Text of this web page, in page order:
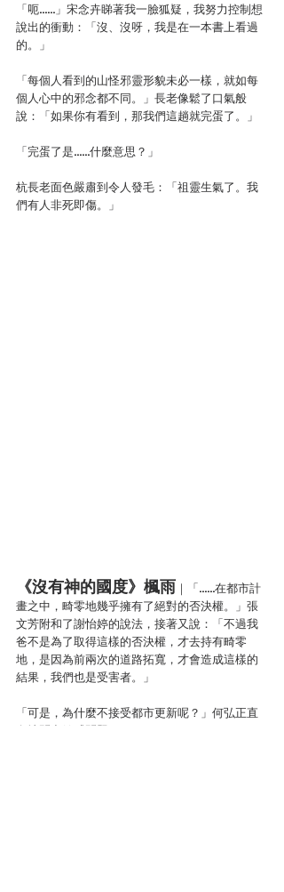
「呃……」宋念卉睇著我一臉狐疑，我努力控制想
說出的衝動：「沒、沒呀，我是在一本書上看過
的。」
「每個人看到的山怪邪靈形貌未必一樣，就如每
個人心中的邪念都不同。」長老像鬆了口氣般
說：「如果你有看到，那我們這趟就完蛋了。」
「完蛋了是……什麼意思？」
杭長老面色嚴肅到令人發毛：「祖靈生氣了。我
們有人非死即傷。」
《沒有神的國度》楓雨 ｜「……在都市計
畫之中，畸零地幾乎擁有了絕對的否決權。」張
文芳附和了謝怡婷的說法，接著又說：「不過我
爸不是為了取得這樣的否決權，才去持有畸零
地，是因為前兩次的道路拓寬，才會造成這樣的
結果，我們也是受害者。」
「可是，為什麼不接受都市更新呢？」何弘正直
白地問出敏感問題。